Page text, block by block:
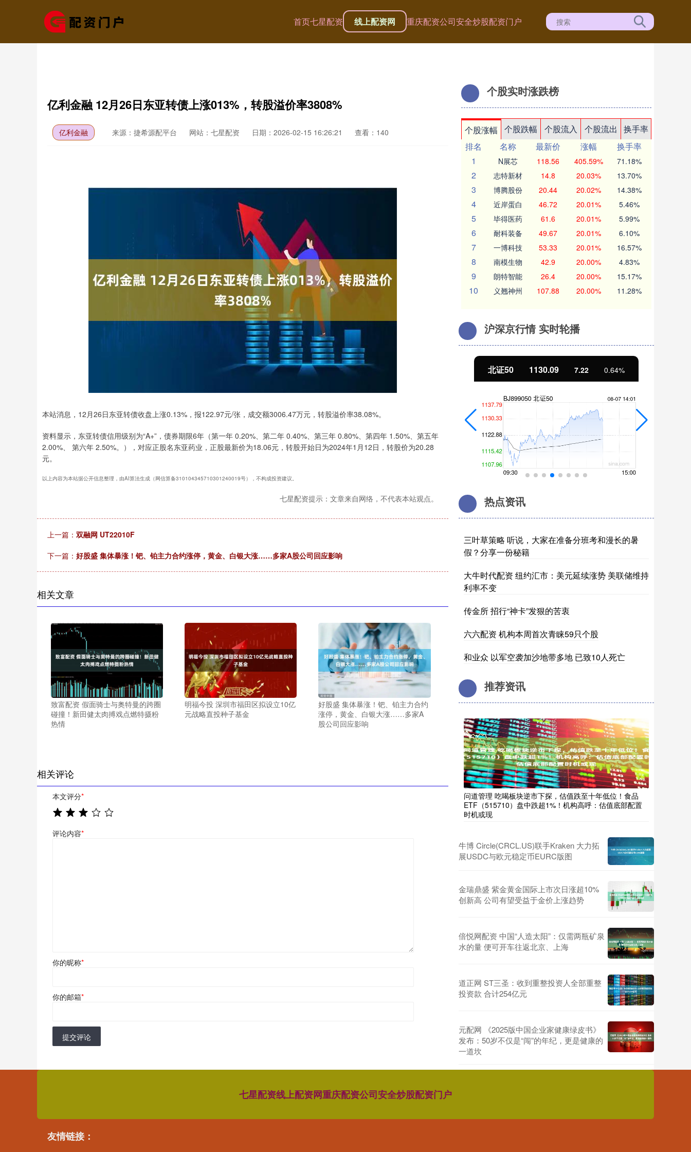
首页七星配资 线上配资网 重庆配资公司安全炒股配资门户
亿利金融 12月26日东亚转债上涨013%，转股溢价率3808%
亿利金融 来源：捷希源配平台 网站：七星配资 日期：2026-02-15 16:26:21 查看：140
本站消息，12月26日东亚转债收盘上涨0.13%，报122.97元/张，成交额3006.47万元，转股溢价率38.08%。
资料显示，东亚转债信用级别为“A+”，债券期限6年（第一年 0.20%、第二年 0.40%、第三年 0.80%、第四年 1.50%、第五年
2.00%、 第六年 2.50%。），对应正股名东亚药业，正股最新价为18.06元，转股开始日为2024年1月12日，转股价为20.28
元。
以上内容为本站据公开信息整理，由AI算法生成（网信算备310104345710301240019号），不构成投资建议。
七星配资提示：文章来自网络，不代表本站观点。
上一篇： 双融网 UT22010F
下一篇： 好股盛 集体暴涨！钯、铂主力合约涨停，黄金、白银大涨……多家A股公司回应影响
相关文章
致富配资 假面骑士与奥特曼的跨圈
碰撞！新田健太肉搏戏点燃特摄粉
热情
明福今投 深圳市福田区拟设立10亿
元战略直投种子基金
好股盛 集体暴涨！钯、铂主力合约
涨停，黄金、白银大涨……多家A
股公司回应影响
相关评论
本文评分*
评论内容*
你的昵称*
你的邮箱*
提交评论
个股实时涨跌榜
个股涨幅 个股跌幅 个股流入 个股流出
换手率
排名
名称 最新价 涨幅
换手率
1
N展芯 118.56 405.59% 71.18%
2 志特新材 14.8 20.03% 13.70%
3 博腾股份 20.44 20.02% 14.38%
4 近岸蛋白 46.72 20.01% 5.46%
5 毕得医药 61.6 20.01% 5.99%
6 耐科装备 49.67 20.01% 6.10%
7 一博科技 53.33 20.01% 16.57%
8 南模生物 42.9 20.00% 4.83%
9 朗特智能 26.4 20.00% 15.17%
10 义翘神州 107.88 20.00% 11.28%
沪深京行情 实时轮播
1.36% 沪深300 4690.43 北证50 1130.09 7.22 0.64%
热点资讯
三叶草策略 听说，大家在准备分班考和漫长的暑
假？分享一份秘籍
大牛时代配资 纽约汇市：美元延续涨势 美联储维持
利率不变
传金所 招行“神卡”发狠的苦衷
六六配资 机构本周首次青睐59只个股
和业众 以军空袭加沙地带多地 已致10人死亡
推荐资讯
问道管理 吃喝板块逆市下探，估值跌至十年低位！食品
ETF（515710）盘中跌超1%！机构高呼：估值底部配置
时机或现
牛博 Circle(CRCL.US)联手Kraken 大力拓
展USDC与欧元稳定币EURC版图
金瑞鼎盛 紫金黄金国际上市次日涨超10%
创新高 公司有望受益于金价上涨趋势
倍悦网配资 中国“人造太阳”：仅需两瓶矿泉
水的量 便可开车往返北京、上海
道正网 ST三圣：收到重整投资人全部重整
投资款 合计254亿元
元配网 《2025版中国企业家健康绿皮书》
发布：50岁不仅是“闯”的年纪，更是健康的
一道坎
七星配资线上配资网重庆配资公司安全炒股配资门户
友情链接：